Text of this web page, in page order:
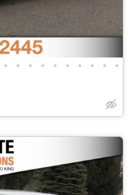
• • • • • • • • • •